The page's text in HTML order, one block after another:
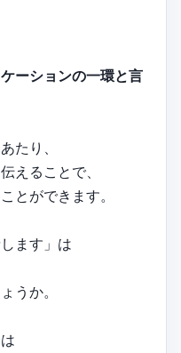
ーションの一環と言
たり、
えることで、
とができます。
ます」は
うか。